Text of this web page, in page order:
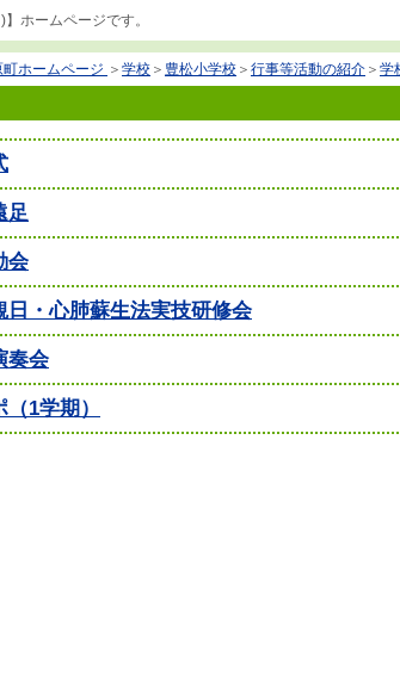
ホームページです。
ホームページ ＞ 学校 ＞ 豊松小学校 ＞ 行事等活動の紹介 ＞ 学
足
会
日・心肺蘇生法実技研修会
奏会
1学期）